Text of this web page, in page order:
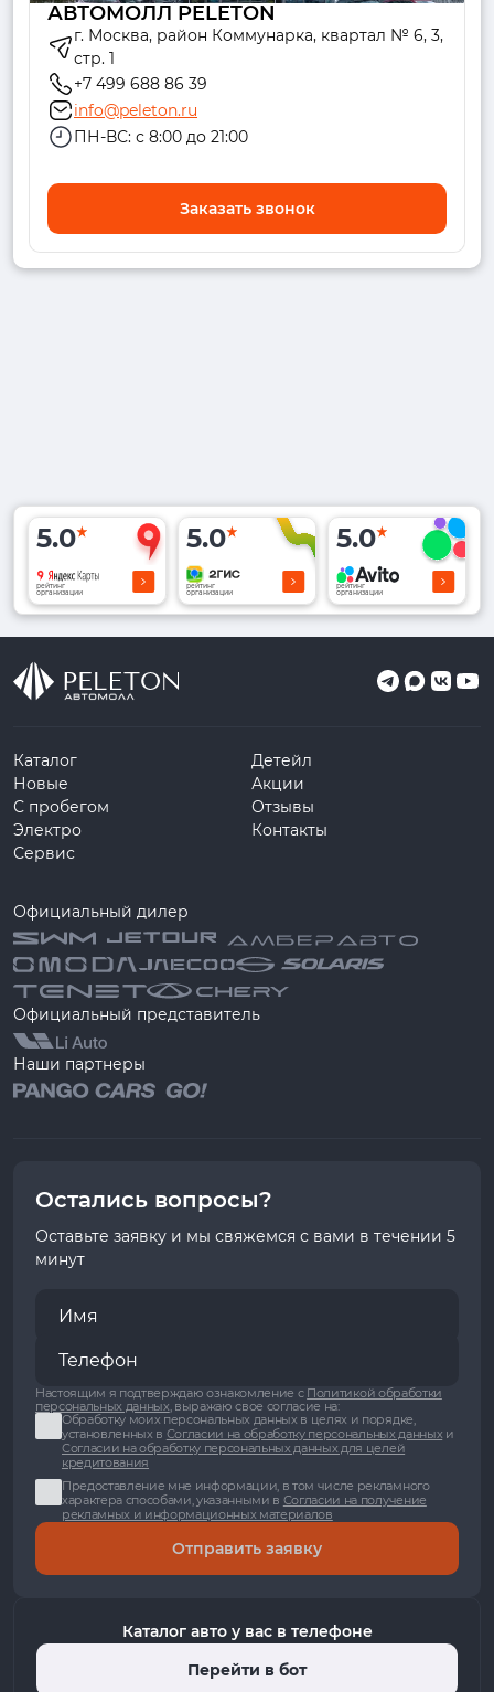
АВТОМОЛЛ PELETON
г. Москва, район Коммунарка, квартал № 6, 3,
стр. 1
+7 499 688 86 39
info@peleton.ru
ПН-ВС: с 8:00 до 21:00
Заказать звонок
5.0
рейтинг
организации
5.0
рейтинг
организации
5.0
рейтинг
организации
Каталог
Новые
С пробегом
Электро
Сервис
Детейл
Акции
Отзывы
Контакты
Официальный дилер
Официальный представитель
Наши партнеры
Остались вопросы?
Оставьте заявку и мы свяжемся с вами в течении 5
минут
Настоящим я подтверждаю ознакомление с Политикой обработки
персональных данных, выражаю свое согласие на:
Обработку моих персональных данных в целях и порядке,
установленных в Согласии на обработку персональных данныхи
Согласии на обработку персональных данных для целей
кредитования
Предоставление мне информации, в том числе рекламного
характера способами, указанными в Согласии на получение
рекламных и информационных материалов
Отправить заявку
Каталог авто у вас в телефоне
Перейти в бот